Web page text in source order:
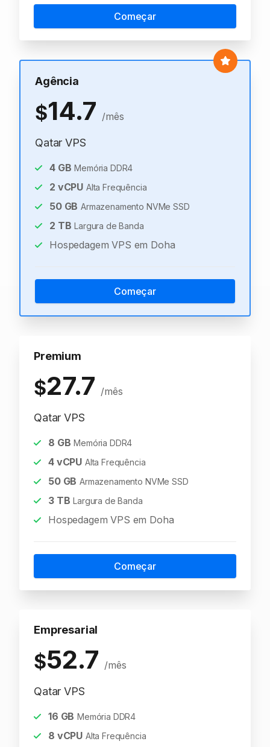
Começar
Agência
$14.7 /mês
Qatar VPS
4GB Memória DDR4
2 vCPU Alta Frequência
50GB Armazenamento NVMe SSD
2 TB Largura de Banda
Hospedagem VPS em Doha
Começar
Premium
$27.7 /mês
Qatar VPS
8 GB Memória DDR4
4vCPU Alta Frequência
50GB Armazenamento NVMe SSD
3TB Largura de Banda
Hospedagem VPS em Doha
Começar
Empresarial
$52.7 /mês
Qatar VPS
16 GB Memória DDR4
8 vCPU Alta Frequência